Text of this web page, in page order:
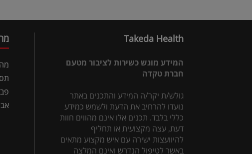
Takeda Health
המידע מוגש כשירות לציבור מטעם
חברת טקדה
גולש/ת יקר/ה המידע והתכנים באתר
נועדו להרחיב את הדעת ולשמש כמידע
כללי בלבד. תכנים אלו אינם מהווים חוות
דעת, עצה מקצועית או תחליף
להיוועצות ישירה עם איש מקצוע מתאים
באשר לטיפול הנדרש ואינם המלצה